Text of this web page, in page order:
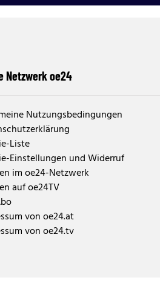
Netzwerk oe24
Nutzungsbedingungen
Liste
Einstellungen und Widerruf
im oe24-Netzwerk
auf oe24TV
von oe24.at
von oe24.tv